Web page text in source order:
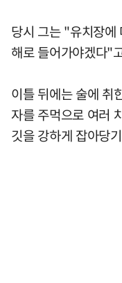
당시 그는 "유치장에
해로 들어가야겠다"
이틀 뒤에는 술에 취
자를 주먹으로 여러
깃을 강하게 잡아당